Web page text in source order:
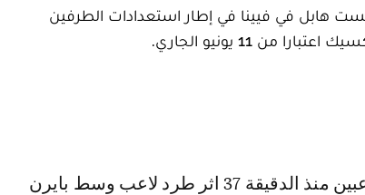
0-1 الاثنين على ملعب إرنست هابل في فيينا في إطار استعدادات الطرفين
11 يونيو الجاري.